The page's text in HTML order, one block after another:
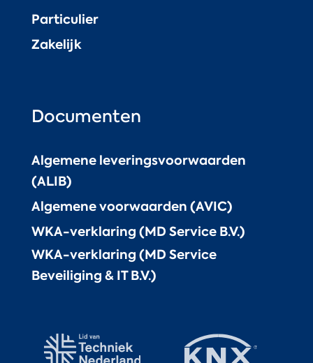
Particulier
Zakelijk
Documenten
Algemene leveringsvoorwaarden
(ALIB)
Algemene voorwaarden (AVIC)
WKA-verklaring (MD Service B.V.)
WKA-verklaring (MD Service
Beveiliging & IT B.V.)